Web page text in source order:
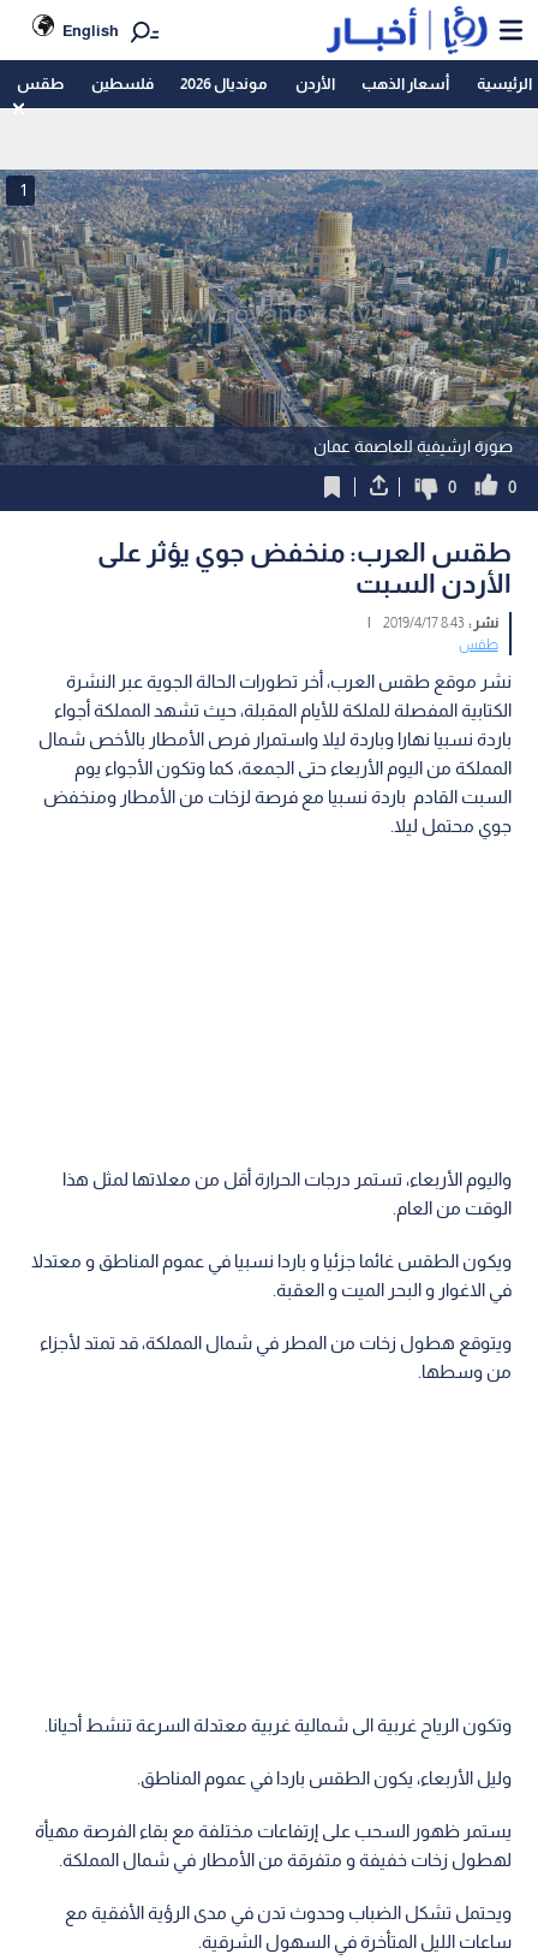
English
الرئيسية أسعار الذهب الأردن مونديال 2026 فلسطين طقس
صورة ارشيفية للعاصمة عمان
1
0
0
طقس العرب: منخفض جوي يؤثر على
الأردن السبت
نشر :8:43 2019/4/17
|
طقس
نشر موقع طقس العرب، أخر تطورات الحالة الجوية عبر النشرة
الكتابية المفصلة للملكة للأيام المقبلة، حيث تشهد المملكة أجواء
باردة نسبيا نهارا وباردة ليلا واستمرار فرص الأمطار بالأخص شمال
المملكة من اليوم الأربعاء حتى الجمعة، كما وتكون الأجواء يوم
السبت القادم باردة نسبيا مع فرصة لزخات من الأمطار ومنخفض
جوي محتمل ليلا.
واليوم الأربعاء، تستمر درجات الحرارة أقل من معلاتها لمثل هذا
الوقت من العام.
ويكون الطقس غائما جزئيا و باردا نسبيا في عموم المناطق و معتدلا
في الاغوار و البحر الميت و العقبة.
ويتوقع هطول زخات من المطر في شمال المملكة، قد تمتد لأجزاء
من وسطها.
وتكون الرياح غربية الى شمالية غربية معتدلة السرعة تنشط أحيانا.
وليل الأربعاء، يكون الطقس باردا في عموم المناطق.
يستمر ظهور السحب على إرتفاعات مختلفة مع بقاء الفرصة مهيأة
لهطول زخات خفيفة و متفرقة من الأمطار في شمال المملكة.
ويحتمل تشكل الضباب وحدوث تدن في مدى الرؤية الأفقية مع
ساعات الليل المتأخرة في السهول الشرقية.